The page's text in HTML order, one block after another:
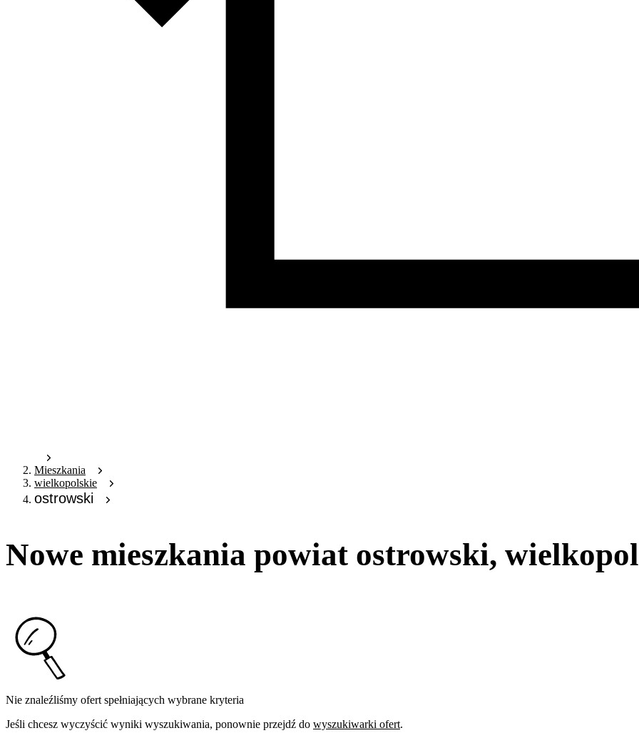
Mieszkania
wielkopolskie
ostrowski
Nowe mieszkania powiat ostrowski,
Nie znaleźliśmy ofert spełniających wybrane kryteria
Jeśli chcesz wyczyścić wyniki wyszukiwania, ponownie przejdź do wyszukiwarki ofert.